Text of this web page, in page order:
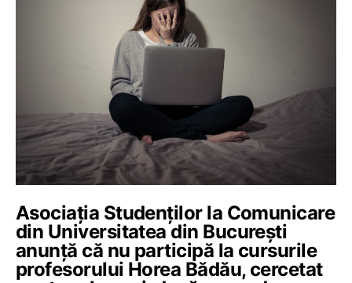
Asociația Studenților la Comunicare
din Universitatea din București
anunță că nu participă la cursurile
profesorului Horea Bădău, cercetat